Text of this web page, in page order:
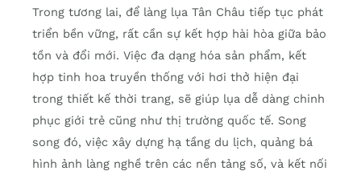
Trong tương lai, để làng lụa Tân Châu tiếp tục phát
triển bền vững, rất cần sự kết hợp hài hòa giữa bảo
tồn và đổi mới. Việc đa dạng hóa sản phẩm, kết
hợp tinh hoa truyền thống với hơi thở hiện đại
trong thiết kế thời trang, sẽ giúp lụa dễ dàng chinh
phục giới trẻ cũng như thị trường quốc tế. Song
song đó, việc xây dựng hạ tầng du lịch, quảng bá
hình ảnh làng nghề trên các nền tảng số, và kết nối